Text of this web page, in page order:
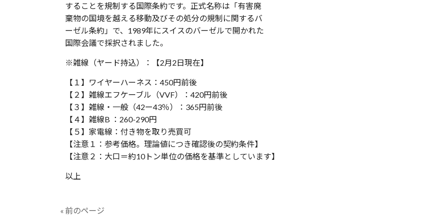
することを規制する国際条約です。正式名称は「有害廃
棄物の国境を越える移動及びその処分の規制に関するバ
ーゼル条約」で、1989年にスイスのバーゼルで開かれた
国際会議で採択されました。
※雑線（ヤード持込）：【2月2日現在】
【１】ワイヤーハーネス：450円前後
【２】雑線エフケーブル（VVF）：420円前後
【３】雑線・一般（42ー43％）：365円前後
【４】雑線B ：260-290円
【５】家電線：付き物を取り売買可
【注意１：参考価格。理論値につき確認後の契約条件】
【注意２：大口＝約10トン単位の価格を基準としています】
以上
« 前のページ